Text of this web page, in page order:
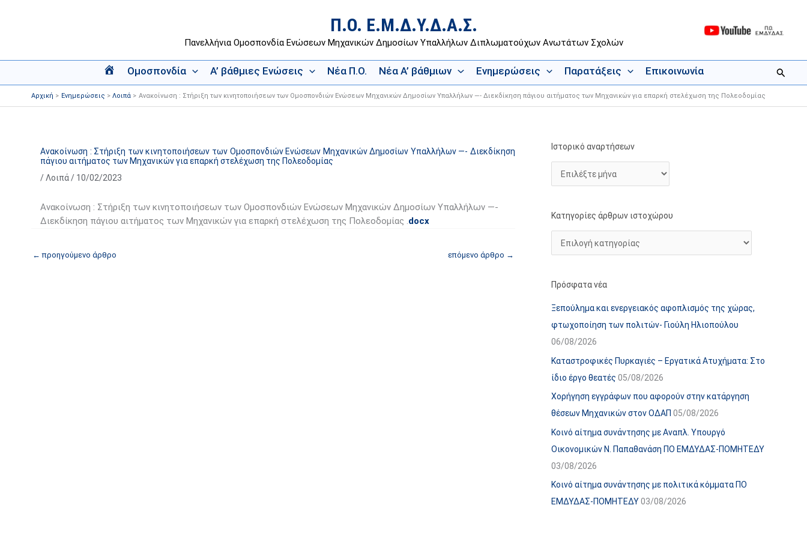
Π.Ο. Ε.Μ.Δ.Υ.Δ.Α.Σ.
Πανελλήνια Ομοσπονδία Ενώσεων Μηχανικών Δημοσίων Υπαλλήλων Διπλωματούχων Ανωτάτων Σχολών
Α
χ
ή
Ομοσπονδία Α’ βάθμιες Ενώσεις Νέα Π.Ο. Νέα Α’ βάθμιων Ενημερώσεις Παρατάξεις Επικοινωνία
Αρχική Ενημερώσεις Λοιπά Ανακοίνωση : Στήριξη των κινητοποιήσεων των Ομοσπονδιών Ενώσεων Μηχανικών Δημοσίων Υπαλλήλων —- Διεκδίκηση πάγιου αιτήματος των Μηχανικών για επαρκή στελέχωση της Πολεοδομίας
Ανακοίνωση : Στήριξη των κινητοποιήσεων των Ομοσπονδιών Ενώσεων Μηχανικών Δημοσίων Υπαλλήλων —- Διεκδίκηση
πάγιου αιτήματος των Μηχανικών για επαρκή στελέχωση της Πολεοδομίας
/Λοιπά/ 10/02/2023
Ανακοίνωση : Στήριξη των κινητοποιήσεων των Ομοσπονδιών Ενώσεων Μηχανικών Δημοσίων Υπαλλήλων —-
Διεκδίκηση πάγιου αιτήματος των Μηχανικών για επαρκή στελέχωση της Πολεοδομίας .docx
← προηγούμενο άρθρο επόμενο άρθρο →
Ιστορικό αναρτήσεων
Ι
σ
ρ
ι
α
ρ
ή
σ
ε
ω
ν
Κατηγορίες άρθρων ιστοχώρου
Κ
α
γ
ο
ε
ρ
ρ
ω
ν
ι
σ
τ
ο
χ
ώ
Πρόσφατα νέα
Ξεπούλημα και ενεργειακός αφοπλισμός της χώρας,
φτωχοποίηση των πολιτών- Γιούλη Ηλιοπούλου
06/08/2026
Καταστροφικές Πυρκαγιές – Εργατικά Ατυχήματα: Στο
ίδιο έργο θεατές 05/08/2026
Χορήγηση εγγράφων που αφορούν στην κατάργηση
θέσεων Μηχανικών στον ΟΔΑΠ 05/08/2026
Κοινό αίτημα συνάντησης με Αναπλ. Υπουργό
Οικονομικών Ν. Παπαθανάση ΠΟ ΕΜΔΥΔΑΣ-ΠΟΜΗΤΕΔΥ
03/08/2026
Κοινό αίτημα συνάντησης με πολιτικά κόμματα ΠΟ
ΕΜΔΥΔΑΣ-ΠΟΜΗΤΕΔΥ03/08/2026